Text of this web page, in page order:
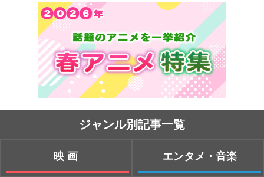
ジャンル別記事一覧
映画 エンタメ・音楽